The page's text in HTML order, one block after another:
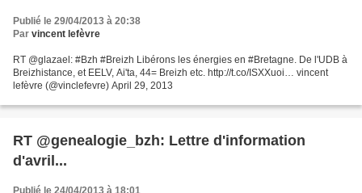
Publié le 29/04/2013 à 20:38
Par vincent lefèvre
RT @glazael: #Bzh #Breizh Libérons les énergies en #Bretagne. De l'UDB à
Breizhistance, et EELV, Ai'ta, 44= Breizh etc. http://t.co/ISXXuoi… vincent
lefèvre (@vinclefevre) April 29, 2013
RT @genealogie_bzh: Lettre d'information
d'avril...
Publié le 24/04/2013 à 18:01